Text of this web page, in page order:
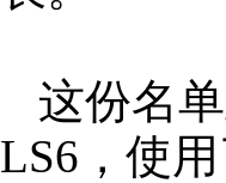
这份名
LS6，使